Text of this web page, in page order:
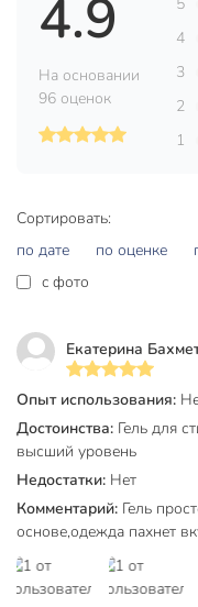
Страна производства
Аромат
Назначение
Модель
Вес в упаковке
Габариты упаковки
Сортировать:
по дате
по оценке
c фото
Екатерина
Опыт использования:
Достоинства: Гель для
высший уровень
Недостатки: Нет
Комментарий: Гель
основе,одежда пахнет
4.9
На основании
96 оценок
4
3
2
1